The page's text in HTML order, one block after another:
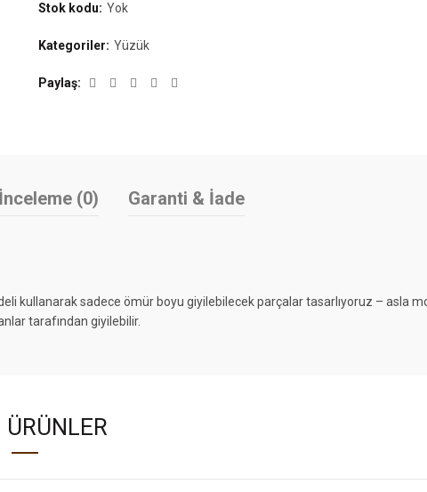
Stok kodu: Yok
Kategoriler: Yüzük
Paylaş
İnceleme (0) Garanti & İade
kullanarak sadece ömür boyu giyilebilecek parçalar tasarlıyoruz – asla
tarafından giyilebilir.
ÜRÜNLER